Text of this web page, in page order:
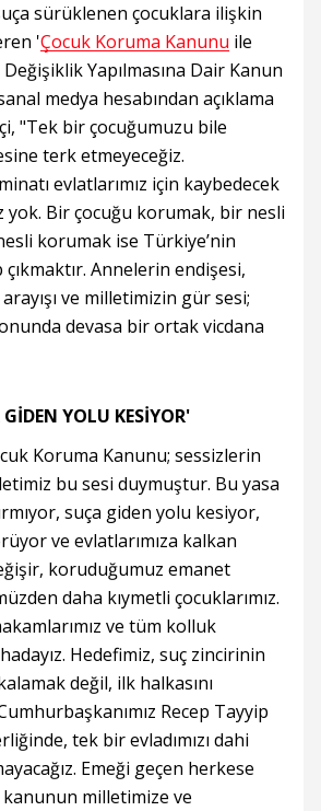
sürüklenen çocuklara ilişkin
'Çocuk Koruma Kanunu ile
Yapılmasına Dair Kanun
medya hesabından açıklama
"Tek bir çocuğumuzu bile
terk etmeyeceğiz.
evlatlarımız için kaybedecek
yok. Bir çocuğu korumak, bir nesli
korumak ise Türkiye’nin
çıkmaktır. Annelerin endişesi,
ve milletimizin gür sesi;
devasa bir ortak vicdana
YOLU KESİYOR'
Koruma Kanunu; sessizlerin
bu sesi duymuştur. Bu yasa
suça giden yolu kesiyor,
ve evlatlarımıza kalkan
koruduğumuz emanet
daha kıymetli çocuklarımız.
ve tüm kolluk
Hedefimiz, suç zincirinin
değil, ilk halkasını
Recep Tayyip
tek bir evladımızı dahi
Emeği geçen herkese
milletimize ve